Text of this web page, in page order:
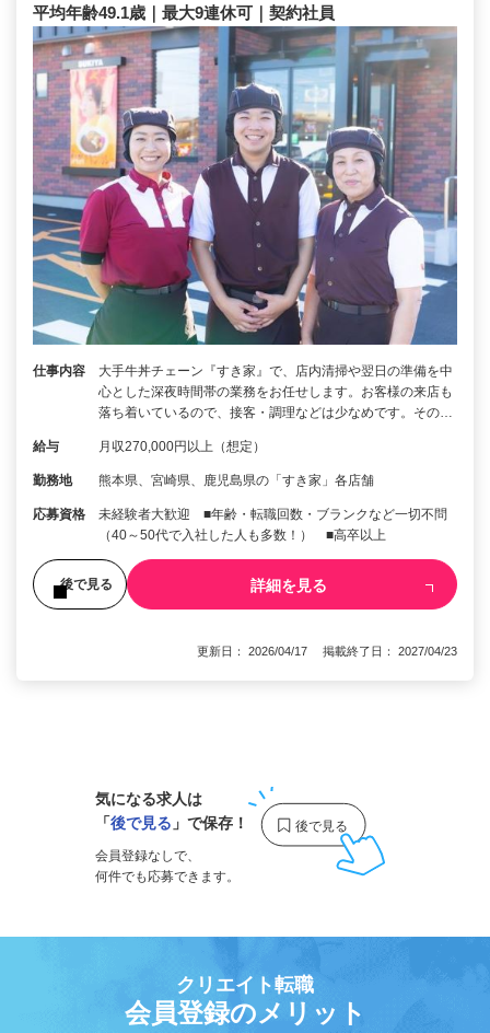
平均年齢49.1歳｜最大9連休可｜契約社員
仕事内容
大手牛丼チェーン『すき家』で、店内清掃や翌日の準備を中
心とした深夜時間帯の業務をお任せします。お客様の来店も
落ち着いているので、接客・調理などは少なめです。その…
給与 月収270,000円以上（想定）
勤務地 熊本県、宮崎県、鹿児島県の「すき家」各店舗
応募資格
未経験者大歓迎 ■年齢・転職回数・ブランクなど一切不問
（40～50代で入社した人も多数！） ■高卒以上
後で見る 詳細を見る
更新日： 2026/04/17 掲載終了日： 2027/04/23
気になる求人は
「後で見る 」で保存！
会員登録なしで、
何件でも応募できます。
クリエイト転職
会員登録のメリット